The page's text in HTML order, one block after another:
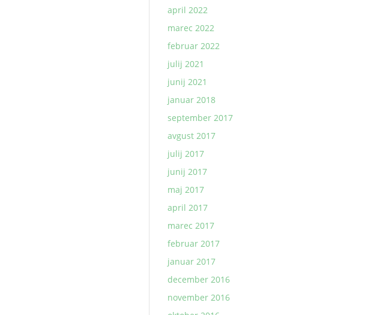
april 2022
marec 2022
februar 2022
julij 2021
junij 2021
januar 2018
september 2017
avgust 2017
julij 2017
junij 2017
maj 2017
april 2017
marec 2017
februar 2017
januar 2017
december 2016
november 2016